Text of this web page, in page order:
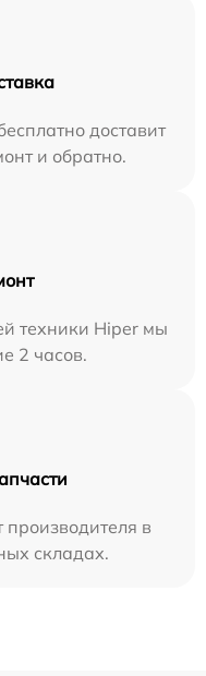
доставит
и обратно.
техники Hiper мы
2 часов.
производителя в
складах.